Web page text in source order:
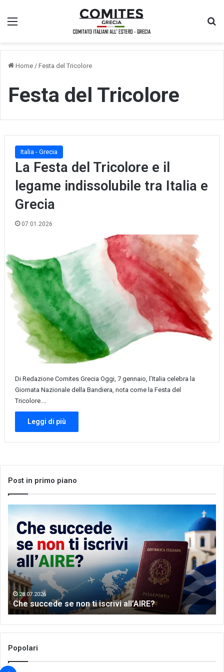
Menu
Home / Festa del Tricolore
Festa del Tricolore
Italia - Grecia
La Festa del Tricolore e il
legame indissolubile tra Italia e
Grecia
07.01.2026
Di Redazione Comites Grecia Oggi, 7 gennaio, l’Italia celebra la
Giornata Nazionale della Bandiera, nota come la Festa del
Tricolore.…
Leggi di più
Post in primo piano
Che
succede
non
iscrivi
all’AIRE?
28.07.2026
Che succede se non ti iscrivi all’AIRE?
the
of
Popolari